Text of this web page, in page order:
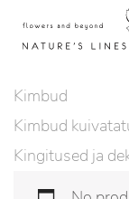
content
Kimbud
Kimbud
Kingitused ja